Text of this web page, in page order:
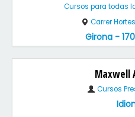
Cursos para todas
Carrer
Girona -
Maxwell
Cursos